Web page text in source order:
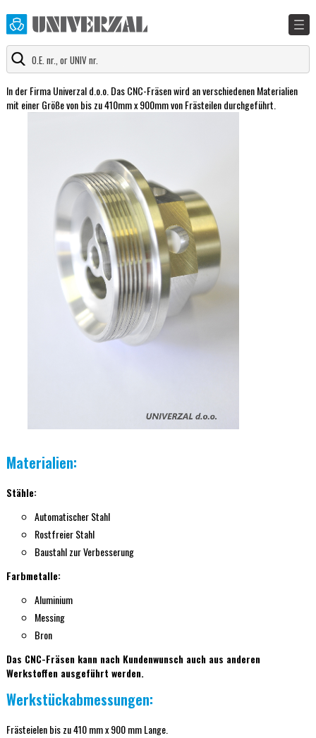
In der Firma Univerzal d.o.o. Das CNC-Fräsen wird an verschiedenen Materialien
mit einer Größe von bis zu 410mm x 900mm von Frästeilen durchgeführt.
Materialien:
Stähle:
Automatischer Stahl
Rostfreier Stahl
Baustahl zur Verbesserung
Farbmetalle:
Aluminium
Messing
Bron
Das CNC-Fräsen kann nach Kundenwunsch auch aus anderen
Werkstoffen ausgeführt werden.
Werkstückabmessungen:
Frästeielen bis zu 410 mm x 900 mm Lange.